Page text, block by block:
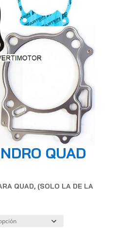
QUAD
QUAD, (SOLO LA DE LA